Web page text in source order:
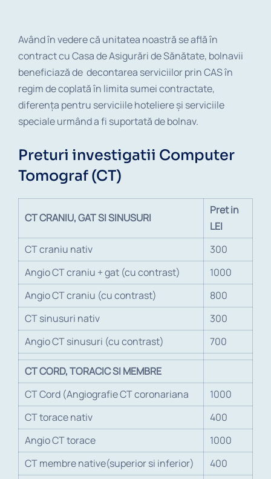
Având în vedere că unitatea noastră se află în
contract cu Casa de Asigurări de Sănătate, bolnavii
beneficiază de decontarea serviciilor prin CAS în
regim de coplată în limita sumei contractate,
diferenţa pentru serviciile hoteliere şi serviciile
speciale urmând a fi suportată de bolnav.
Preturi investigatii Computer
Tomograf (CT)
CT CRANIU, GAT SI SINUSURI
Pret in
LEI
CT craniu nativ
300
Angio CT craniu + gat (cu contrast)
1000
Angio CT craniu (cu contrast)
800
CT sinusuri nativ
300
Angio CT sinusuri (cu contrast)
700
CT CORD, TORACIC SI MEMBRE
CT Cord (Angiografie CT coronariana
1000
CT torace nativ
400
Angio CT torace
1000
CT membre native(superior si inferior)
400